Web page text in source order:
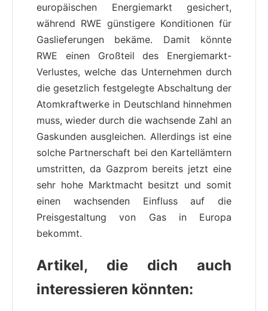
europäischen Energiemarkt gesichert,
während RWE günstigere Konditionen für
Gaslieferungen bekäme. Damit könnte
RWE einen Großteil des Energiemarkt-
Verlustes, welche das Unternehmen durch
die gesetzlich festgelegte Abschaltung der
Atomkraftwerke in Deutschland hinnehmen
muss, wieder durch die wachsende Zahl an
Gaskunden ausgleichen. Allerdings ist eine
solche Partnerschaft bei den Kartellämtern
umstritten, da Gazprom bereits jetzt eine
sehr hohe Marktmacht besitzt und somit
einen wachsenden Einfluss auf die
Preisgestaltung von Gas in Europa
bekommt.
Artikel, die dich auch
interessieren könnten: